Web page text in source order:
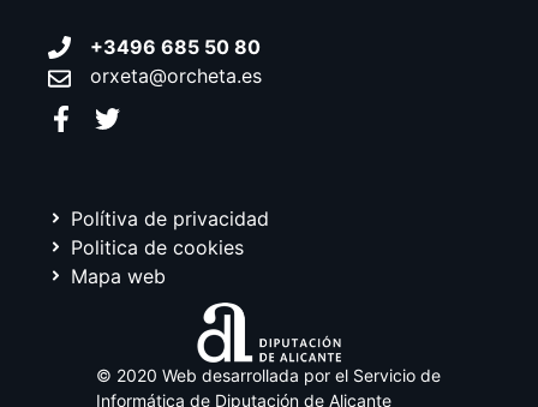
+3496 685 50 80
orxeta@orcheta.es
Polítiva de privacidad
Politica de cookies
Mapa web
© 2020 Web desarrollada por el Servicio de
Informática de Diputación de Alicante